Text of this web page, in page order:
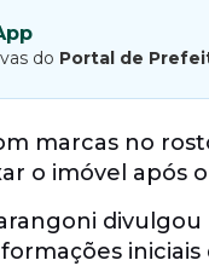
do Portal de
marcas no
o imóvel após